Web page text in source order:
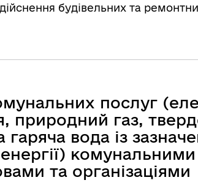
будівельних та
послуг
природний газ,
вода із
комунальними
та організаціями